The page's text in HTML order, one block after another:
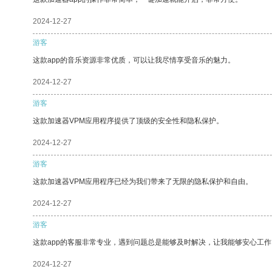
2024-12-27
游客
这款app的音乐资源非常优质，可以让我尽情享受音乐的魅力。
2024-12-27
游客
这款加速器VPM应用程序提供了顶级的安全性和隐私保护。
2024-12-27
游客
这款加速器VPM应用程序已经为我们带来了无限的隐私保护和自由。
2024-12-27
游客
这款app的客服非常专业，遇到问题总是能够及时解决，让我能够安心工
2024-12-27